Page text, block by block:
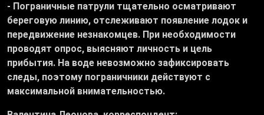
- Пограничные патрули тщательно осматривают
береговую линию, отслеживают появление лодок и
передвижение незнакомцев. При необходимости
проводят опрос, выясняют личность и цель
прибытия. На воде невозможно зафиксировать
следы, поэтому пограничники действуют с
максимальной внимательностью.